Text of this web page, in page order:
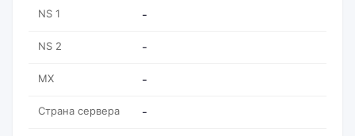
NS 1 -
NS 2 -
MX -
Страна сервера -